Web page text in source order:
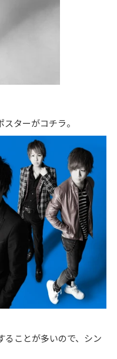
ターがコチラ。
ることが多いので、シン